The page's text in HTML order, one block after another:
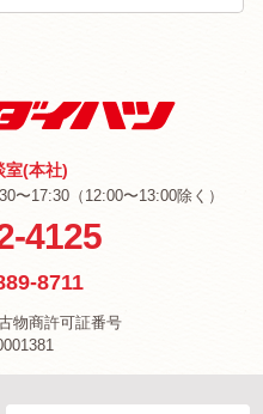
室(本社)
〜17:30（12:00〜13:00除く）
4125
8711
物商許可証番号